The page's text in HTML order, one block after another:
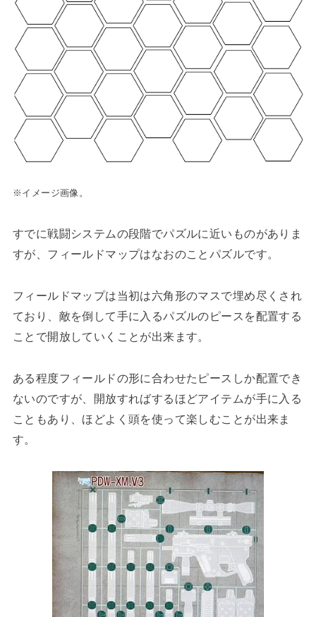
※イメージ画像。
すでに戦闘システムの段階でパズルに近いものがありま
すが、フィールドマップはなおのことパズルです。
フィールドマップは当初は六角形のマスで埋め尽くされ
ており、敵を倒して手に入るパズルのピースを配置する
ことで開放していくことが出来ます。
ある程度フィールドの形に合わせたピースしか配置でき
ないのですが、開放すればするほどアイテムが手に入る
こともあり、ほどよく頭を使って楽しむことが出来ま
す。